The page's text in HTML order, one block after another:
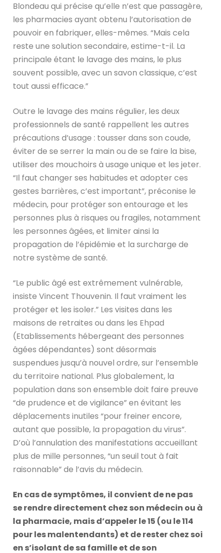
Blondeau qui précise qu’elle n’est que passagère,
les pharmacies ayant obtenu l’autorisation de
pouvoir en fabriquer, elles-mêmes. “Mais cela
reste une solution secondaire, estime-t-il. La
principale étant le lavage des mains, le plus
souvent possible, avec un savon classique, c’est
tout aussi efficace.”
Outre le lavage des mains régulier, les deux
professionnels de santé rappellent les autres
précautions d’usage : tousser dans son coude,
éviter de se serrer la main ou de se faire la bise,
utiliser des mouchoirs à usage unique et les jeter.
“Il faut changer ses habitudes et adopter ces
gestes barrières, c’est important”, préconise le
médecin, pour protéger son entourage et les
personnes plus à risques ou fragiles, notamment
les personnes âgées, et limiter ainsi la
propagation de l’épidémie et la surcharge de
notre système de santé.
“Le public âgé est extrêmement vulnérable,
insiste Vincent Thouvenin. Il faut vraiment les
protéger et les isoler.” Les visites dans les
maisons de retraites ou dans les Ehpad
(Etablissements hébergeant des personnes
âgées dépendantes) sont désormais
suspendues jusqu’à nouvel ordre, sur l’ensemble
du territoire national. Plus globalement, la
population dans son ensemble doit faire preuve
“de prudence et de vigilance” en évitant les
déplacements inutiles “pour freiner encore,
autant que possible, la propagation du virus”.
D’où l’annulation des manifestations accueillant
plus de mille personnes, “un seuil tout à fait
raisonnable” de l’avis du médecin.
En cas de symptômes, il convient de ne pas
se rendre directement chez son médecin ou à
la pharmacie, mais d’appeler le 15 (ou le 114
pour les malentendants) et de rester chez soi
en s’isolant de sa famille et de son